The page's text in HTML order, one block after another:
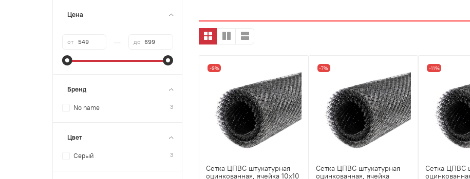
-9%
Сетка ЦПВС штукатурная
оцинкованная, ячейка 10х10
-7%
Сетка ЦПВС штукатурная
оцинкованная, ячейка
-11%
Сетка ЦПВС
Цена
от до
Бренд
No name 3
Цвет
Серый 3